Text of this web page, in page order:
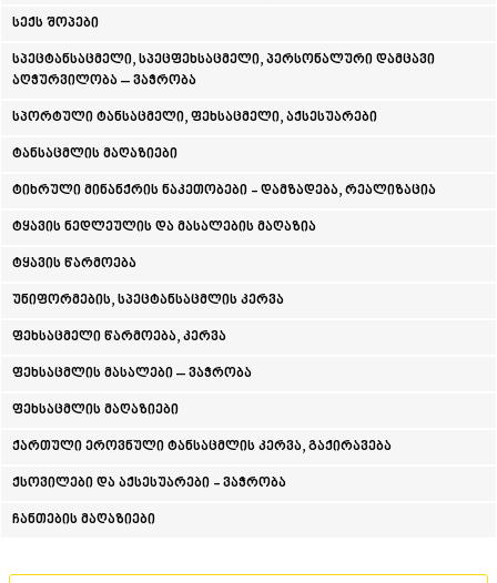
ᲠᲐᲭᲐ-ᲚᲔᲩᲮᲣᲛᲘ/ᲥᲕᲔᲛᲝ ᲡᲕᲐᲜᲔᲗᲘ
ᲚᲔᲜᲢᲔᲮᲘ
ᲝᲜᲘ
ᲪᲐᲒᲔᲠᲘ
ᲐᲑᲐᲨᲐ
ᲖᲣᲒᲓᲘᲓᲘ
ᲛᲔᲡᲢᲘᲐ
ᲤᲝᲗᲘ
ᲩᲮᲝᲠᲝᲬᲧᲣ
ᲮᲝᲑᲘ
ᲯᲕᲐᲠᲘ
ᲡᲐᲛᲪᲮᲔ–ᲯᲐᲕᲐᲮᲔᲗᲘ
ᲐᲡᲞᲘᲜᲫᲐ
ᲑᲝᲠᲯᲝᲛᲘ
სექს შოპები
სპეცტანსაცმელი, სპეცფეხსაცმელი, პერსონალური დამცავი
აღჭურვილობა – ვაჭრობა
სპორტული ტანსაცმელი, ფეხსაცმელი, აქსესუარები
ტანსაცმლის მაღაზიები
ტიხრული მინანქრის ნაკეთობები - დამზადება, რეალიზაცია
ტყავის ნედლეულის და მასალების მაღაზია
ტყავის წარმოება
უნიფორმების, სპეცტანსაცმლის კერვა
ფეხსაცმელი წარმოება, კერვა
ფეხსაცმლის მასალები – ვაჭრობა
ფეხსაცმლის მაღაზიები
ქართული ეროვნული ტანსაცმლის კერვა, გაქირავება
ქსოვილები და აქსესუარები - ვაჭრობა
ჩანთების მაღაზიები